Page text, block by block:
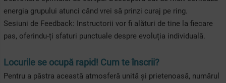
energia grupului atunci când vrei să prinzi curaj pe ring.
Sesiuni de Feedback: Instructorii vor fi alături de tine la fiecare
pas, oferindu-ți sfaturi punctuale despre evoluția individuală.
Locurile se ocupă rapid! Cum te înscrii?
Pentru a păstra această atmosferă unită și prietenoasă, numărul